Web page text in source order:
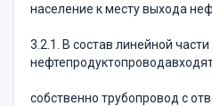
население к месту выхода
3.2.1. В состав линейной
собственно трубопровод с